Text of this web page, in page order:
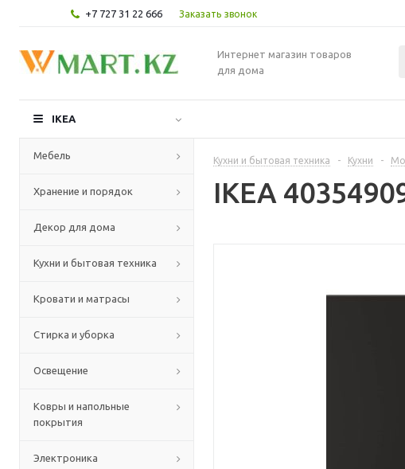
+7 727 31 22 666 Заказать звонок
Интернет магазин товаров
для дома
IKEA
Мебель
Хранение и порядок
Декор для дома
Кухни и бытовая техника
Кровати и матрасы
Стирка и уборка
Освещение
Ковры и напольные
покрытия
Электроника
Кухни и бытовая техника - Кухни -
IKEA